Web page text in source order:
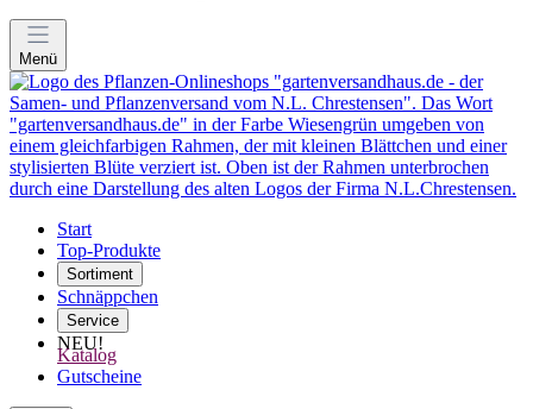
Menü
Start
Top-Produkte
Sortiment
Schnäppchen
Service
NEU!
Katalog
Gutscheine